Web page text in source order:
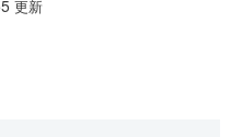
更新